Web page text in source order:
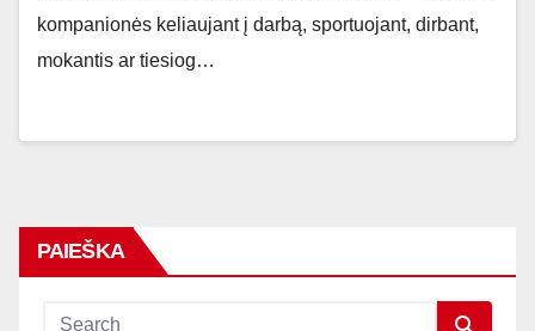
kompanionės keliaujant į darbą, sportuojant, dirbant,
mokantis ar tiesiog…
PAIEŠKA